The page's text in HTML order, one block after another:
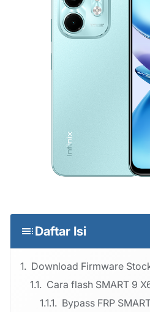
Daftar Isi
Download Firmware
Cara flash SMART 9
Bypass FRP